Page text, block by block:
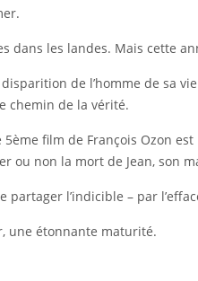
dans les landes. Mais cette
de l’homme de sa
chemin de la vérité.
film de François Ozon
ou non la mort de Jean, son
partager l’indicible – par
une étonnante maturité.